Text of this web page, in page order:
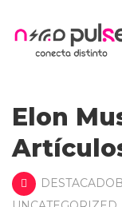
Elon
DESTACADOB